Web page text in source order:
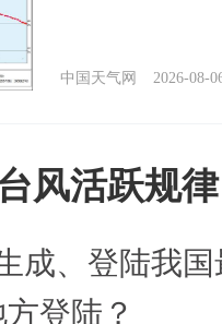
中国天气网 2026-08-
风活跃规律
成、登陆我
登陆？